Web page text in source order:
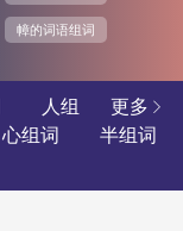
幛的词语组词
更多 
人组
心组词
半组词